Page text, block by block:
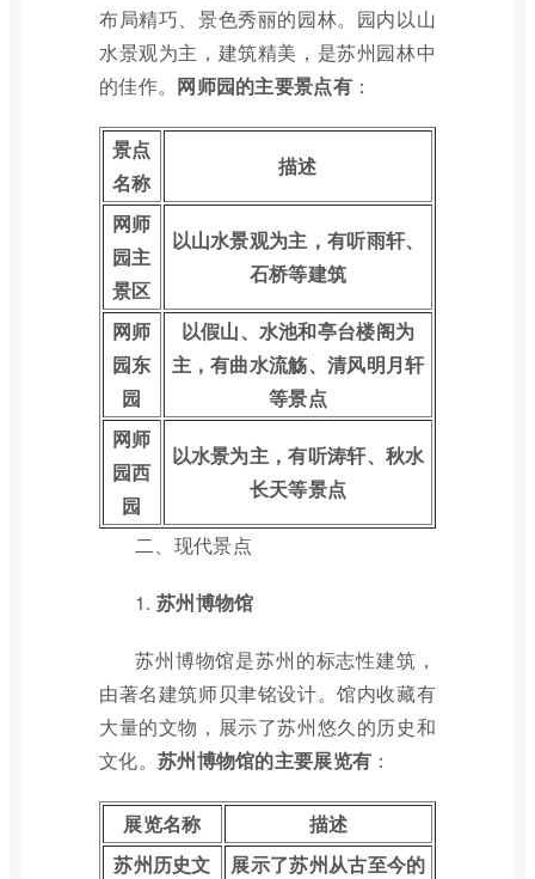
布局精巧、景色秀丽的园林。园内以山
水景观为主，建筑精美，是苏州园林中
的佳作。 网师园的主要景点有：
景点
名称
描述
网师
园主
景区
以山水景观为主，有听雨轩、
石桥等建筑
网师
园东
园
以假山、水池和亭台楼阁为
主，有曲水流觞、清风明月轩
等景点
网师
园西
园
以水景为主，有听涛轩、秋水
长天等景点
二、现代景点
1. 苏州博物馆
苏州博物馆是苏州的标志性建筑，
由著名建筑师贝聿铭设计。馆内收藏有
大量的文物，展示了苏州悠久的历史和
文化。 苏州博物馆的主要展览有 ：
展览名称
描述
苏州历史文
展示了苏州从古至今的